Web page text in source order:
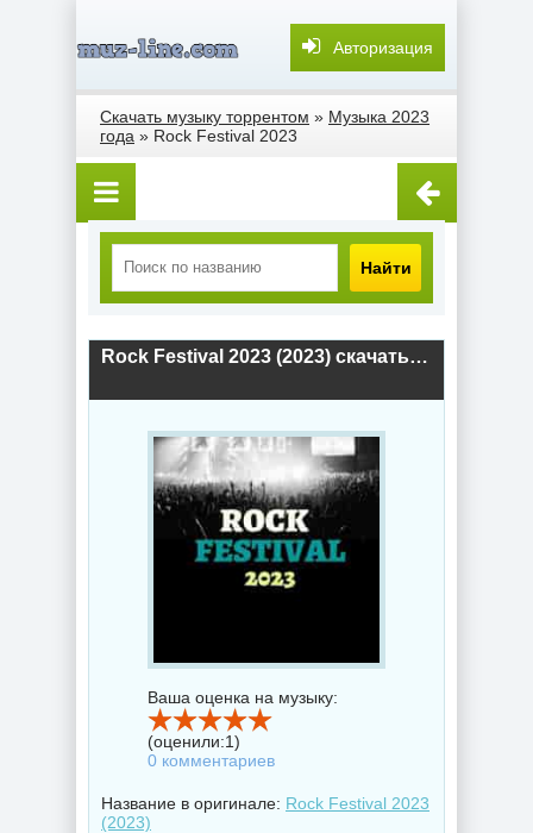
Авторизация
Скачать музыку торрентом » Музыка 2023
года » Rock Festival 2023
Найти
Rock Festival 2023 (2023) скачать торрент
Ваша оценка на музыку:
(оценили:1)
0 комментариев
Название в оригинале: Rock Festival 2023
(2023)